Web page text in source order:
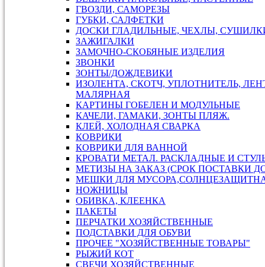
ГВОЗДИ, САМОРЕЗЫ
ГУБКИ, САЛФЕТКИ
ДОСКИ ГЛАДИЛЬНЫЕ, ЧЕХЛЫ,
ЗАЖИГАЛКИ
ЗАМОЧНО-СКОБЯНЫЕ ИЗДЕЛИЯ
ЗВОНКИ
ЗОНТЫ/ДОЖДЕВИКИ
ИЗОЛЕНТА, СКОТЧ, УПЛОТНИТЕЛЬ,
МАЛЯРНАЯ
КАРТИНЫ ГОБЕЛЕН И МОДУЛЬНЫЕ
КАЧЕЛИ, ГАМАКИ, ЗОНТЫ ПЛЯЖ.
КЛЕЙ, ХОЛОДНАЯ СВАРКА
КОВРИКИ
КОВРИКИ ДЛЯ ВАННОЙ
КРОВАТИ МЕТАЛ. РАСКЛАДНЫЕ И
МЕТИЗЫ НА ЗАКАЗ (СРОК ПОСТАВКИ
МЕШКИ ДЛЯ
НОЖНИЦЫ
ОБИВКА, КЛЕЕНКА
ПАКЕТЫ
ПЕРЧАТКИ ХОЗЯЙСТВЕННЫЕ
ПОДСТАВКИ ДЛЯ ОБУВИ
ПРОЧЕЕ "ХОЗЯЙСТВЕННЫЕ ТОВАРЫ"
РЫЖИЙ КОТ
СВЕЧИ ХОЗЯЙСТВЕННЫЕ